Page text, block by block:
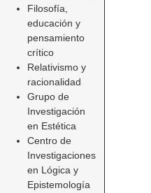
Filosofía,
educación y
pensamiento
crítico
Relativismo y
racionalidad
Grupo de
Investigación
en Estética
Centro de
Investigaciones
en Lógica y
Epistemología